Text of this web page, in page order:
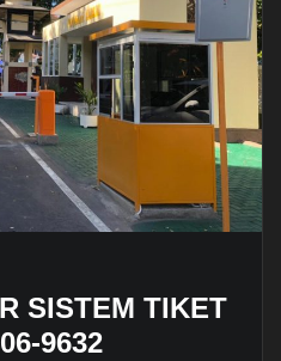
SISTEM TIKET
9632